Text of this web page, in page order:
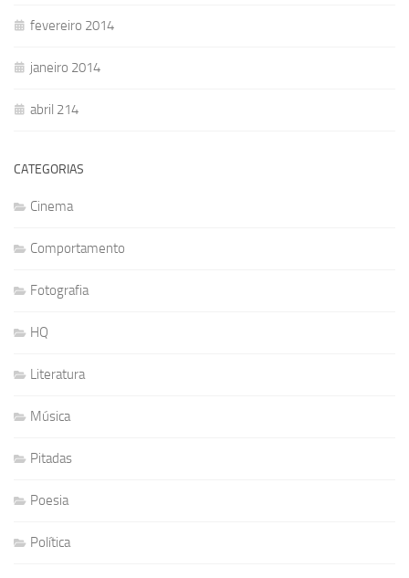
fevereiro 2014
janeiro 2014
abril 214
CATEGORIAS
Cinema
Comportamento
Fotografia
HQ
Literatura
Música
Pitadas
Poesia
Política